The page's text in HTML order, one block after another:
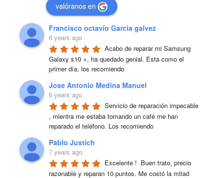
valóranos en
Francisco octavio Garcia galvez
6 years ago
Acabo de reparar mi Samsung
Galaxy s10 +, ha quedado genial. Esta como el
primer día, los recomiendo
Jose Antonio Medina Manuel
6 years ago
Servicio de reparación impecable
, mientra me estaba tomando un café me han
reparado el teléfono. Los recomiendo
Pablo Justich
7 years ago
Excelente !  Buen trato, precio
razonable y reparan 10 puntos. Me costó la mitad